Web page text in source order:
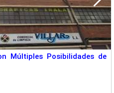
Múltiples Posibilidades de